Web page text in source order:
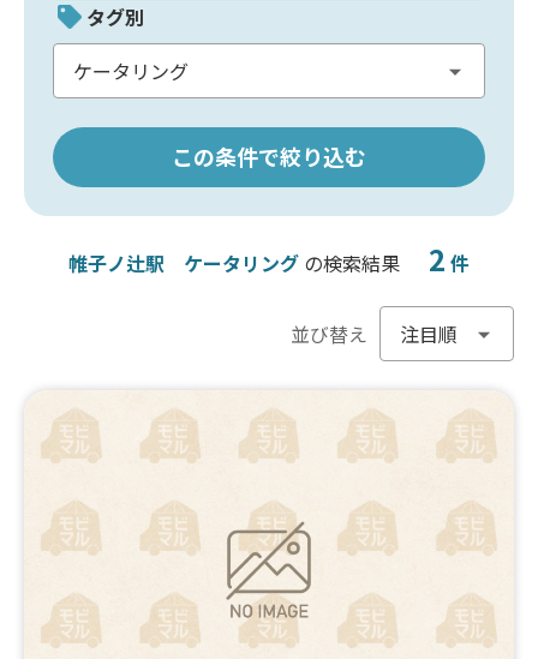
タグ別
この条件で絞り込む
帷子ノ辻駅 ケータリング の検索結果 2 件
並び替え